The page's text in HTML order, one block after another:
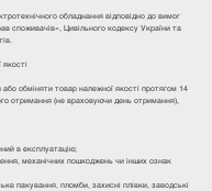
обладнання відповідно до вимог
споживачів», Цивільного кодексу України та
обміняти товар належної якості протягом 14
отримання (не враховуючи день отримання),
в експлуатацію;
механічних пошкоджень чи інших ознак
пакування, пломби, захисні плівки, заводські